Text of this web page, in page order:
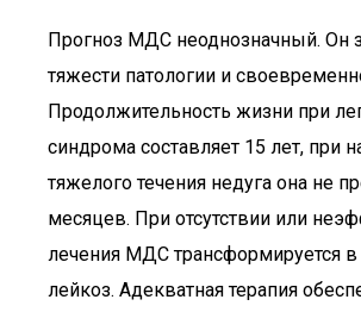
Прогноз МДС неоднозначный. Он
тяжести патологии и
Продолжительность жизни при
синдрома составляет 15 лет, при
тяжелого течения недуга она не
месяцев. При отсутствии или
лечения МДС трансформируется
лейкоз. Адекватная терапия